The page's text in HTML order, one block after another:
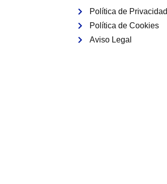
Política de Privacidad
Política de Cookies
Aviso Legal